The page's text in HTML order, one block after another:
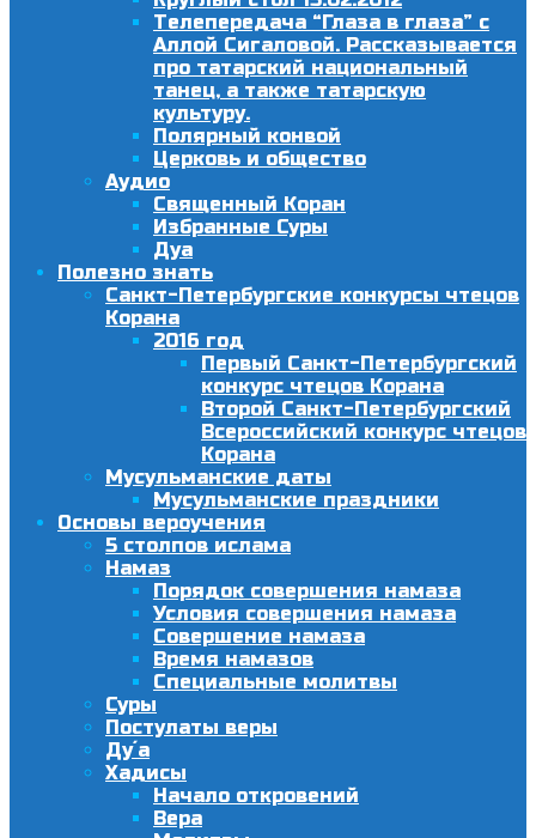
Телепередача “Глаза в глаза” с
Аллой Сигаловой. Рассказывается
про татарский национальный
танец, а также татарскую
культуру.
Полярный конвой
Церковь и общество
Аудио
Священный Коран
Избранные Суры
Дуа
Полезно знать
Санкт-Петербургские конкурсы чтецов
Корана
2016 год
Первый Санкт-Петербургский
конкурс чтецов Корана
Второй Санкт-Петербургский
Всероссийский конкурс чтецов
Корана
Мусульманские даты
Мусульманские праздники
Основы вероучения
5 столпов ислама
Намаз
Порядок совершения намаза
Условия совершения намаза
Совершение намаза
Время намазов
Специальные молитвы
Суры
Постулаты веры
Ду´а
Хадисы
Начало откровений
Вера